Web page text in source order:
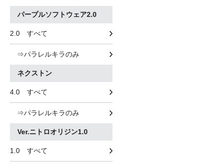
パープルソフトウェア2.0
2.0 すべて
⇒パラレルキラのみ
ネクストン
4.0 すべて
⇒パラレルキラのみ
Ver.ニトロオリジン1.0
1.0 すべて